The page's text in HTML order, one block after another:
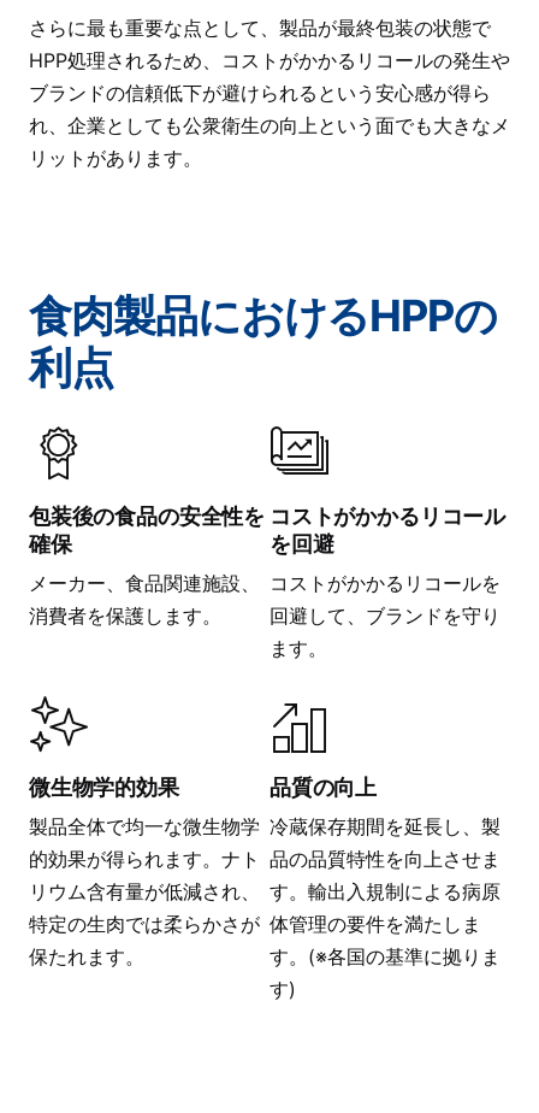
さらに最も重要な点として、製品が最終包装の状態で
HPP処理されるため、コストがかかるリコールの発生や
ブランドの信頼低下が避けられるという安心感が得ら
れ、企業としても公衆衛生の向上という面でも大きなメ
リットがあります。
食肉製品におけるHPPの
利点
包装後の食品の安全性を
確保
メーカー、食品関連施設、
消費者を保護します。
コストがかかるリコール
を回避
コストがかかるリコールを
回避して、ブランドを守り
ます。
微生物学的効果
製品全体で均一な微生物学
的効果が得られます。ナト
リウム含有量が低減され、
特定の生肉では柔らかさが
保たれます。
品質の向上
冷蔵保存期間を延長し、製
品の品質特性を向上させま
す。輸出入規制による病原
体管理の要件を満たしま
す。(※各国の基準に拠りま
す)